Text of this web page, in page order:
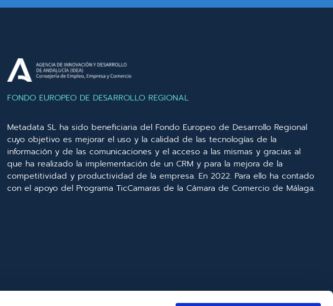
FONDO EUROPEO DE DESARROLLO REGIONAL
Metadata SL ha sido beneficiaria del Fondo Europeo de Desarrollo Regional
cuyo objetivo es mejorar el uso y la calidad de las tecnologías de la
información y de las comunicaciones y el acceso a las mismas y gracias al
que ha realizado la implementación de un CRM y para la mejora de la
competitividad y productividad de la empresa. En 2022. Para ello ha contado
con el apoyo del Programa TicCamaras de la Cámara de Comercio de Málaga.